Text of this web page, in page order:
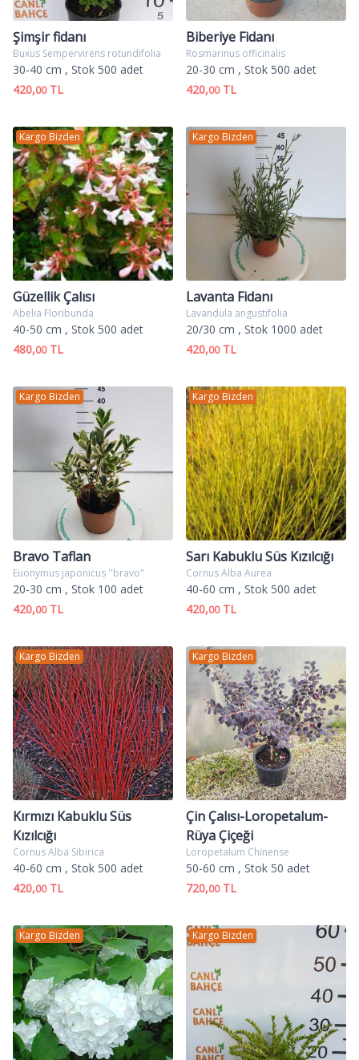
Şimşir fidanı
Buxus Sempervirens rotundifolia
30-40 cm , Stok 500 adet
420,00TL
Biberiye Fidanı
Rosmarinus officinalis
20-30 cm , Stok 500 adet
420,00TL
Kargo Bizden
Güzellik Çalısı
Abelia Floribunda
40-50 cm , Stok 500 adet
480,00TL
Kargo Bizden
Lavanta Fidanı
Lavandula angustifolia
20/30 cm , Stok 1000 adet
420,00TL
Kargo Bizden
Bravo Taflan
Euonymus japonicus ''bravo''
20-30 cm , Stok 100 adet
420,00TL
Kargo Bizden
Sarı Kabuklu Süs Kızılcığı
Cornus Alba Aurea
40-60 cm , Stok 500 adet
420,00TL
Kargo Bizden
Kırmızı Kabuklu Süs
Kızılcığı
Cornus Alba Sibirica
40-60 cm , Stok 500 adet
420,00TL
Kargo Bizden
Çin Çalısı-Loropetalum-
Rüya Çiçeği
Loropetalum Chinense
50-60 cm , Stok 50 adet
720,00TL
Kargo Bizden Kargo Bizden